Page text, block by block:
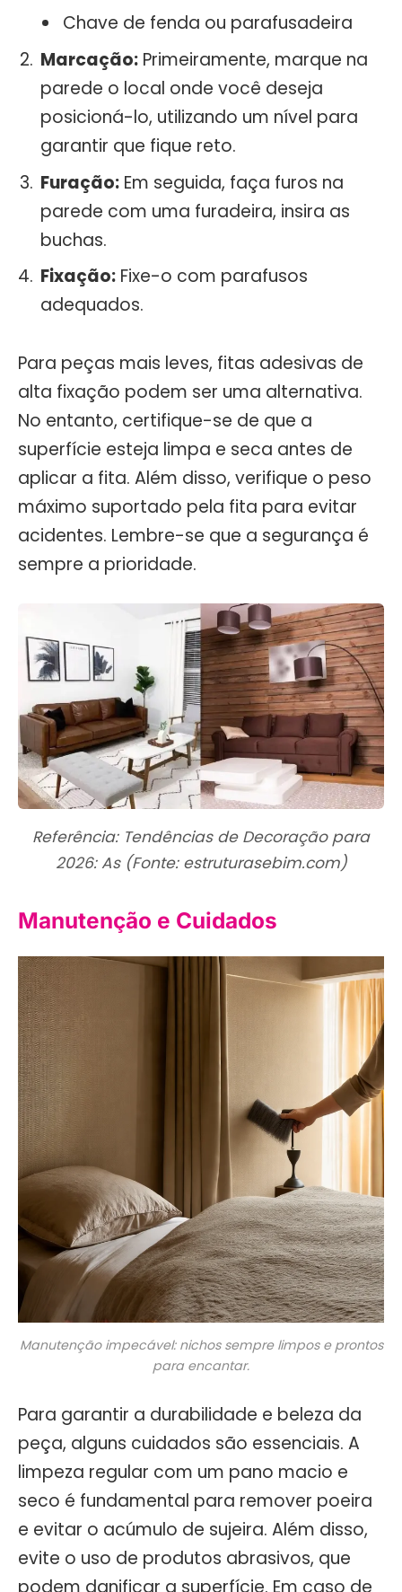
Chave de fenda ou parafusadeira
Marcação: Primeiramente, marque na
parede o local onde você deseja
posicioná-lo, utilizando um nível para
garantir que fique reto.
Furação: Em seguida, faça furos na
parede com uma furadeira, insira as
buchas.
Fixação: Fixe-o com parafusos
adequados.
Para peças mais leves, fitas adesivas de
alta fixação podem ser uma alternativa.
No entanto, certifique-se de que a
superfície esteja limpa e seca antes de
aplicar a fita. Além disso, verifique o peso
máximo suportado pela fita para evitar
acidentes. Lembre-se que a segurança é
sempre a prioridade.
Referência: Tendências de Decoração para
2026: As (Fonte: estruturasebim.com)
Manutenção e Cuidados
Manutenção impecável: nichos sempre limpos e prontos
para encantar.
Para garantir a durabilidade e beleza da
peça, alguns cuidados são essenciais. A
limpeza regular com um pano macio e
seco é fundamental para remover poeira
e evitar o acúmulo de sujeira. Além disso,
evite o uso de produtos abrasivos, que